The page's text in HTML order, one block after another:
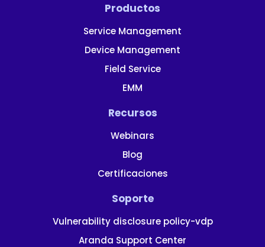
Productos
Service Management
Device Management
Field Service
EMM
Recursos
Webinars
Blog
Certificaciones
Soporte
Vulnerability disclosure policy-vdp
Aranda Support Center